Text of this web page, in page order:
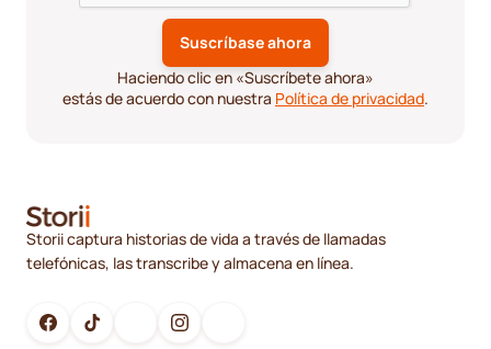
Haciendo clic en «Suscríbete ahora»
estás de acuerdo con nuestra Política de privacidad.
Storii captura historias de vida a través de llamadas
telefónicas, las transcribe y almacena en línea.